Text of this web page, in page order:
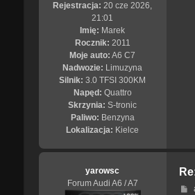
Rejestracja: 20 cze 2026,
21:01
Imię: Marek
Rocznik: 2011
Moje auto: A6 C7
Nadwozie: Limuzyna
Silnik: 3.0 TFSI 300KM
Napęd: Quattro
Skrzynia: S-tronic
Paliwo: Benzyna
Lokalizacja: Kielce
yarowsc
Forum Audi A6 / A7